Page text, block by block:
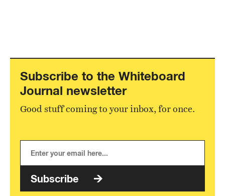
Subscribe to the Whiteboard
Journal newsletter
Good stuff coming to your inbox, for once.
Subscribe